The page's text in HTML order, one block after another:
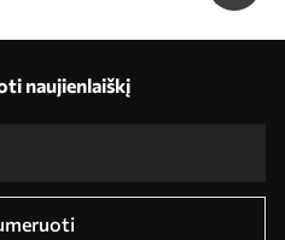
naujienlaiškį